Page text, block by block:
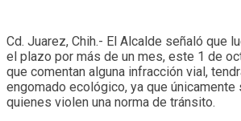
Cd. Juarez, Chih.- El Alcalde señaló que
el plazo por más de un mes, este 1 de
que comentan alguna infracción vial,
engomado ecológico, ya que
quienes violen una norma de tránsito.